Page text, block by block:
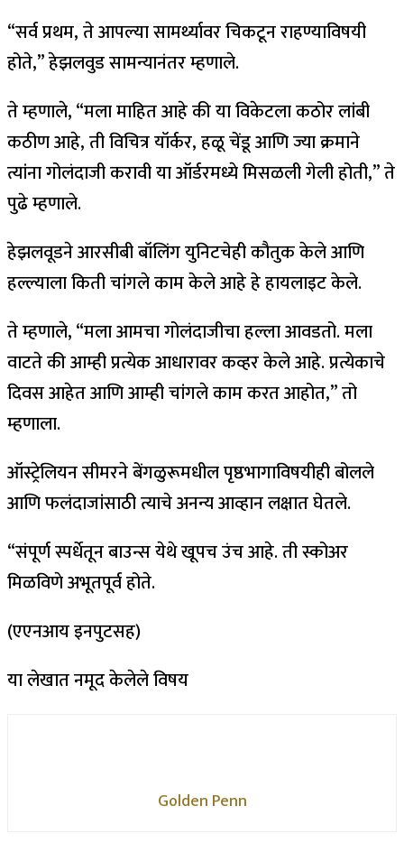
“सर्व प्रथम, ते आपल्या सामर्थ्यावर चिकटून राहण्याविषयी
होते,” हेझलवुड सामन्यानंतर म्हणाले.
ते म्हणाले, “मला माहित आहे की या विकेटला कठोर लांबी
कठीण आहे, ती विचित्र यॉर्कर, हळू चेंडू आणि ज्या क्रमाने
त्यांना गोलंदाजी करावी या ऑर्डरमध्ये मिसळली गेली होती,” ते
पुढे म्हणाले.
हेझलवूडने आरसीबी बॉलिंग युनिटचेही कौतुक केले आणि
हल्ल्याला किती चांगले काम केले आहे हे हायलाइट केले.
ते म्हणाले, “मला आमचा गोलंदाजीचा हल्ला आवडतो. मला
वाटते की आम्ही प्रत्येक आधारावर कव्हर केले आहे. प्रत्येकाचे
दिवस आहेत आणि आम्ही चांगले काम करत आहोत,” तो
म्हणाला.
ऑस्ट्रेलियन सीमरने बेंगळुरूमधील पृष्ठभागाविषयीही बोलले
आणि फलंदाजांसाठी त्याचे अनन्य आव्हान लक्षात घेतले.
“संपूर्ण स्पर्धेतून बाउन्स येथे खूपच उंच आहे. ती स्कोअर
मिळविणे अभूतपूर्व होते.
(एएनआय इनपुटसह)
या लेखात नमूद केलेले विषय
Golden Penn